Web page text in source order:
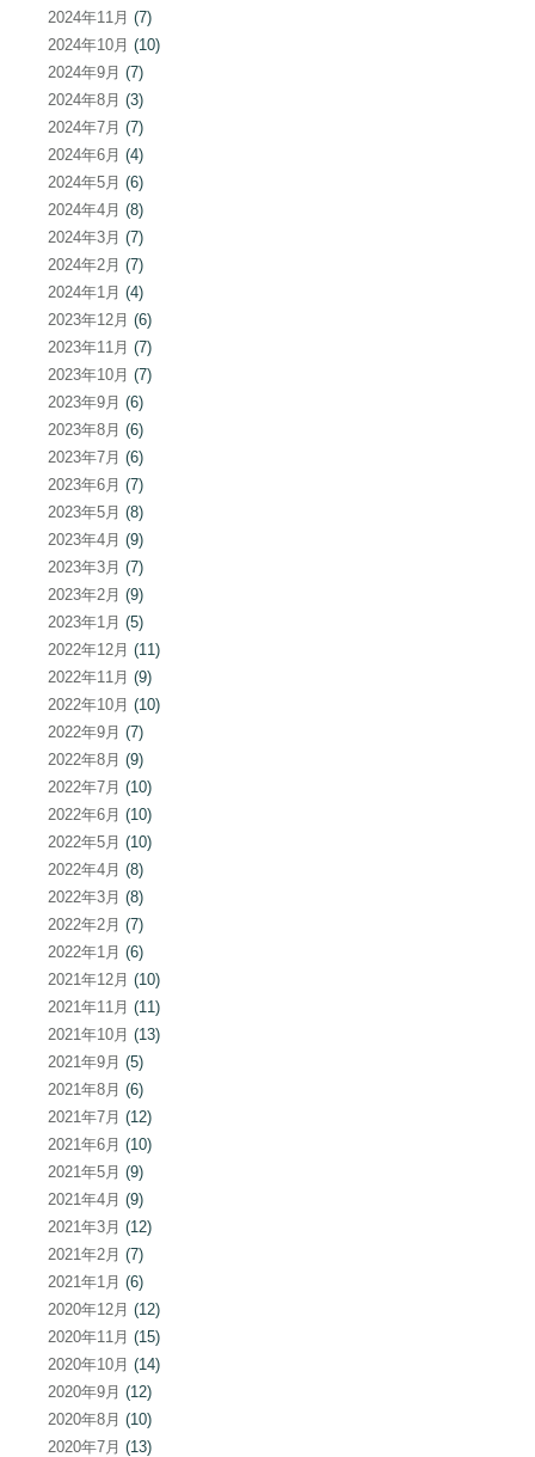
2024年11月 (7)
2024年10月 (10)
2024年9月 (7)
2024年8月 (3)
2024年7月 (7)
2024年6月 (4)
2024年5月 (6)
2024年4月 (8)
2024年3月 (7)
2024年2月 (7)
2024年1月 (4)
2023年12月 (6)
2023年11月 (7)
2023年10月 (7)
2023年9月 (6)
2023年8月 (6)
2023年7月 (6)
2023年6月 (7)
2023年5月 (8)
2023年4月 (9)
2023年3月 (7)
2023年2月 (9)
2023年1月 (5)
2022年12月 (11)
2022年11月 (9)
2022年10月 (10)
2022年9月 (7)
2022年8月 (9)
2022年7月 (10)
2022年6月 (10)
2022年5月 (10)
2022年4月 (8)
2022年3月 (8)
2022年2月 (7)
2022年1月 (6)
2021年12月 (10)
2021年11月 (11)
2021年10月 (13)
2021年9月 (5)
2021年8月 (6)
2021年7月 (12)
2021年6月 (10)
2021年5月 (9)
2021年4月 (9)
2021年3月 (12)
2021年2月 (7)
2021年1月 (6)
2020年12月 (12)
2020年11月 (15)
2020年10月 (14)
2020年9月 (12)
2020年8月 (10)
2020年7月 (13)